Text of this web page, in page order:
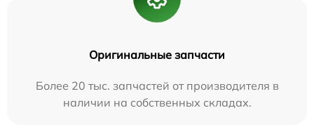
Оригинальные запчасти
Более 20 тыс. запчастей от производителя в
наличии на собственных складах.